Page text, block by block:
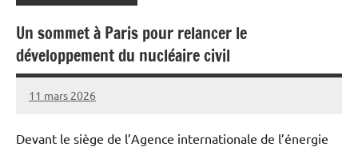
Un sommet à Paris pour relancer le
développement du nucléaire civil
11 mars 2026
Admins
Devant le siège de l’Agence internationale de l’énergie